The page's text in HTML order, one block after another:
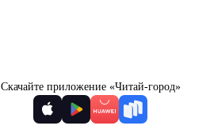
Скачайте приложение «Читай-город»